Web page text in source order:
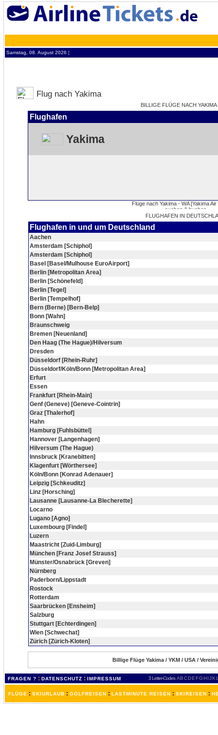
Samstag, 08. August 2026 ¦
Flug nach Yakima
BILLIGE FLÜGE NACH
Flughafen
Yakima
FLUGHAFEN IN
Flughafen in und um Deutschland
Aachen
Amsterdam [Schiphol]
Amsterdam [Schiphol]
Basel [Basel/Mulhouse EuroAirport]
Berlin [Metropolitan Area]
Berlin [Schönefeld]
Berlin [Tegel]
Berlin [Tempelhof]
Bern (Berne) [Bern-Belp]
Bonn [Wahn]
Braunschweig
Bremen [Neuenland]
Den Haag (The Hague)/Hilversum
Dresden
Düsseldorf [Rhein-Ruhr]
Düsseldorf/Köln/Bonn [Metropolitan Area]
Erfurt
Essen
Frankfurt [Rhein-Main]
Genf (Geneve) [Geneve-Cointrin]
Graz [Thalerhof]
Hahn
Hamburg [Fuhlsbüttel]
Hannover [Langenhagen]
Hilversum (The Hague)
Innsbruck [Kranebitten]
Klagenfurt [Wörthersee]
Köln/Bonn [Konrad Adenauer]
Leipzig [Schkeuditz]
Linz [Horsching]
Lausanne [Lausanne-La Blecherette]
Locarno
Lugano [Agno]
Luxembourg [Findel]
Luzern
Maastricht [Zuid-Limburg]
München [Franz Josef Strauss]
Münster/Osnabrück [Greven]
Nürnberg
Paderborn/Lippstadt
Rostock
Rotterdam
Saarbrücken [Ensheim]
Salzburg
Stuttgart [Echterdingen]
Wien [Schwechat]
Zürich [Zürich-Kloten]
Billige Flüge Yakima / YKM / USA /
FRAGEN ? : DATENSCHUTZ : IMPRESSUM 3 Letter-Codes ABCDEFGH IJKL
FLÜGE : SKIURLAUB : GOLFREISEN : LASTMINUTE REISEN : SKIREISEN :